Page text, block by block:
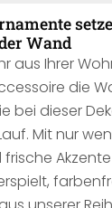
Wand
aus Ihrer
die
bei dieser
Mit nur
frische